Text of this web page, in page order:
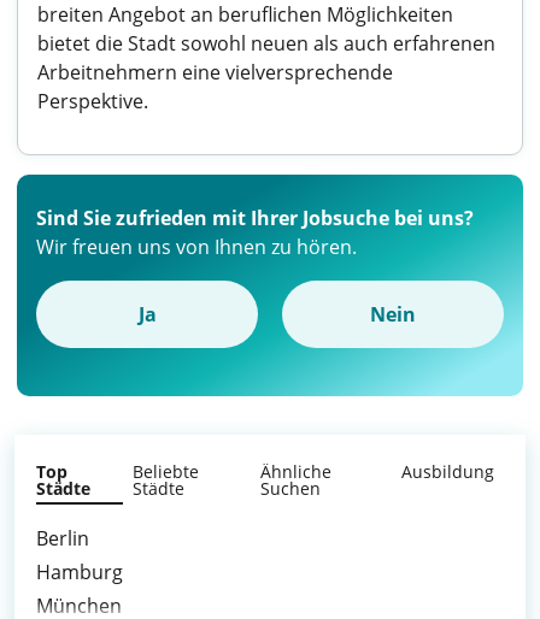
breiten Angebot an beruflichen Möglichkeiten
bietet die Stadt sowohl neuen als auch erfahrenen
Arbeitnehmern eine vielversprechende
Perspektive.
Sind Sie zufrieden mit Ihrer Jobsuche bei uns?
Wir freuen uns von Ihnen zu hören.
Ja Nein
Top
Städte
Beliebte
Städte
Ähnliche
Suchen
Ausbildung
Berlin
Hamburg
München